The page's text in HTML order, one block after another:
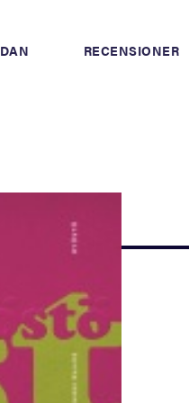
RECENSIONER